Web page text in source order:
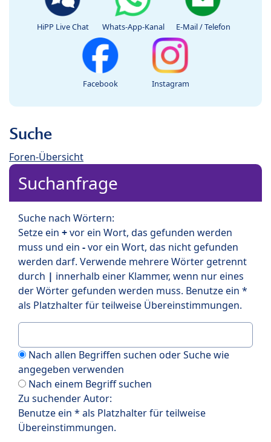
HiPP Live Chat Whats-App-Kanal E-Mail / Telefon
Facebook Instagram
Suche
Foren-Übersicht
Suchanfrage
Suche nach Wörtern:
Setze ein +vor ein Wort, das gefunden werden
muss und ein -vor ein Wort, das nicht gefunden
werden darf. Verwende mehrere Wörter getrennt
durch | innerhalb einer Klammer, wenn nur eines
der Wörter gefunden werden muss. Benutze ein *
als Platzhalter für teilweise Übereinstimmungen.
Nach allen Begriffen suchen oder Suche wie
angegeben verwenden
Nach einem Begriff suchen
Zu suchender Autor:
Benutze ein * als Platzhalter für teilweise
Übereinstimmungen.